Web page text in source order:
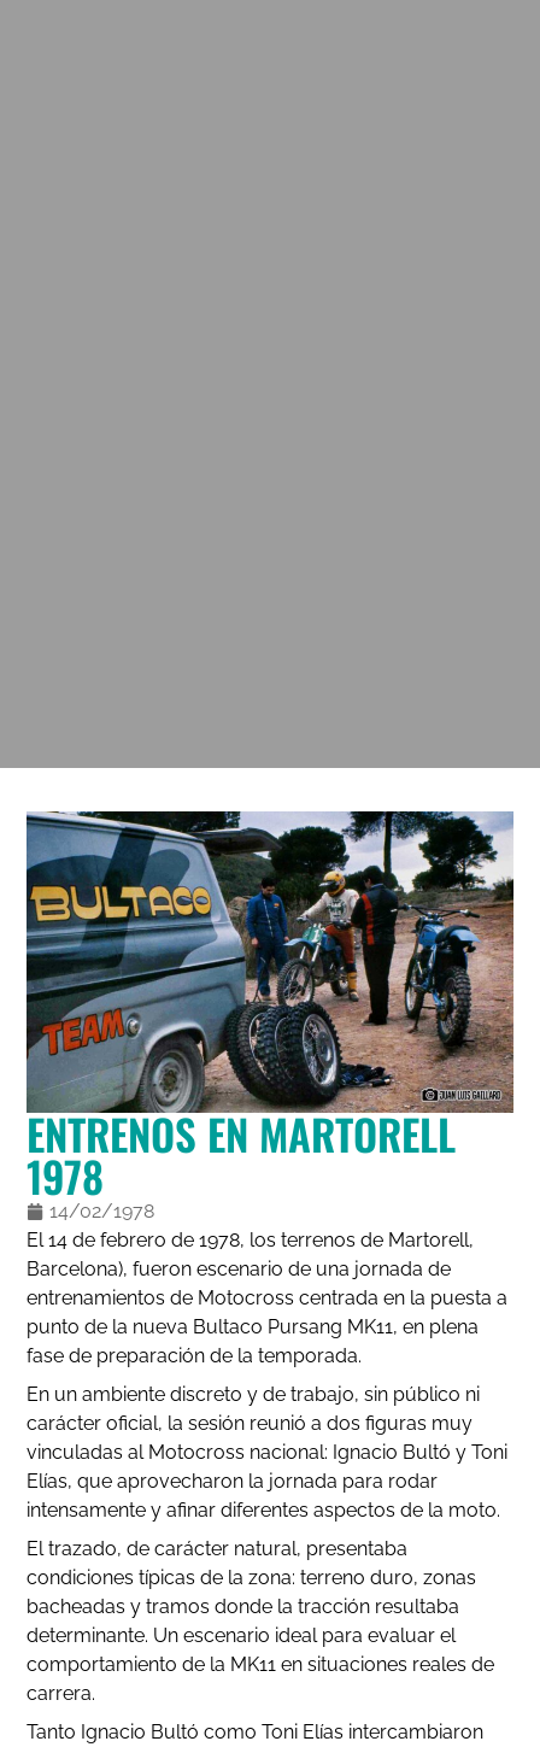
ENTRENOS EN MARTORELL
1978
14/02/1978
El 14 de febrero de 1978, los terrenos de Martorell,
Barcelona), fueron escenario de una jornada de
entrenamientos de Motocross centrada en la puesta a
punto de la nueva Bultaco Pursang MK11, en plena
fase de preparación de la temporada.
En un ambiente discreto y de trabajo, sin público ni
carácter oficial, la sesión reunió a dos figuras muy
vinculadas al Motocross nacional: Ignacio Bultó y Toni
Elías, que aprovecharon la jornada para rodar
intensamente y afinar diferentes aspectos de la moto.
El trazado, de carácter natural, presentaba
condiciones típicas de la zona: terreno duro, zonas
bacheadas y tramos donde la tracción resultaba
determinante. Un escenario ideal para evaluar el
comportamiento de la MK11 en situaciones reales de
carrera.
Tanto Ignacio Bultó como Toni Elías intercambiaron